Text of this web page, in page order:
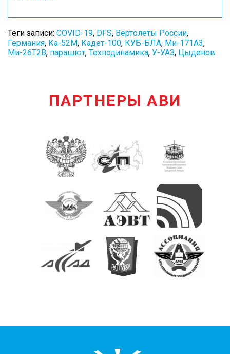
Теги записи: COVID-19, DFS, Вертолеты России,
Германия, Ка-52М, Кадет-100, КУБ-БЛА, Ми-171А3,
Ми-26Т2В, парашют, Технодинамика, У-УАЗ, Цыденов
ПАРТНЕРЫ АВИ